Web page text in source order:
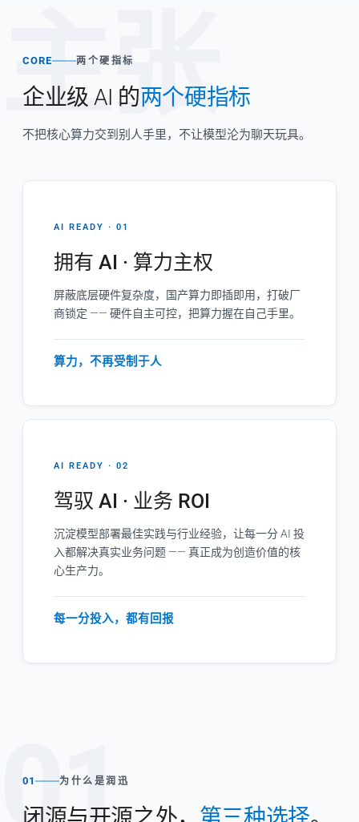
主张
CORE 两个硬指标
企业级 AI 的两个硬指标
不把核心算力交到别人手里，不让模型沦为聊天玩具。
AI READY · 01
拥有 AI · 算力主权
屏蔽底层硬件复杂度，国产算力即插即用，打破厂
商锁定 —— 硬件自主可控，把算力握在自己手里。
算力，不再受制于人
AI READY · 02
驾驭 AI · 业务 ROI
沉淀模型部署最佳实践与行业经验，让每一分 AI 投
入都解决真实业务问题 —— 真正成为创造价值的核
心生产力。
每一分投入，都有回报
01
01 为什么是润迅